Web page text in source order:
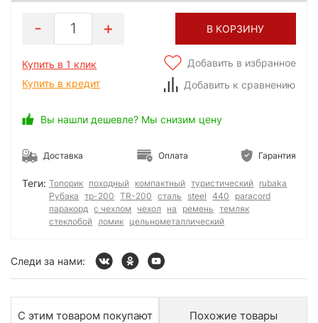
1 В КОРЗИНУ
Купить в 1 клик
Купить в кредит
Добавить в избранное
Добавить к сравнению
Вы нашли дешевле? Мы снизим цену
Доставка Оплата Гарантия
Теги: Топорик походный компактный туристический rubaka
Рубака
тр-200 TR-200 сталь steel 440
paracord
паракорд
с чехлом чехол на ремень
темляк
стеклобой ломик цельнометаллический
Следи за нами:
С этим товаром покупают Похожие товары